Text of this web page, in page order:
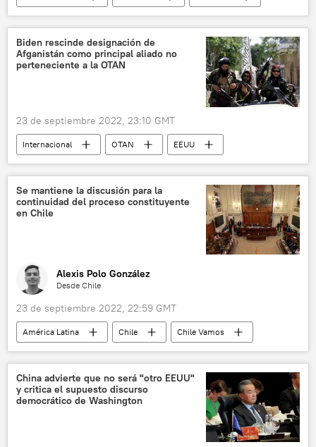
🏛️ Compañías
Biden rescinde designación de
Afganistán como principal aliado no
perteneciente a la OTAN
23 de septiembre 2022, 23:10 GMT
Internacional OTAN
EEUU
Afganistán
Joe Biden
Movimiento Talibán
Se mantiene la discusión para la
continuidad del proceso constituyente
en Chile
Alexis Polo González
Desde Chile
23 de septiembre 2022, 22:59 GMT
América Latina Chile
Chile Vamos
política
Congreso Nacional de Chile
Constitución de Chile
📝 Reportajes
China advierte que no será "otro EEUU"
y critica el supuesto discurso
democrático de Washington